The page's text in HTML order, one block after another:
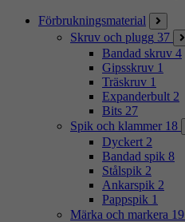
Förbrukningsmaterial
Skruv och plugg 37
Bandad skruv 4
Gipsskruv 1
Träskruv 1
Expanderbult 2
Bits 27
Spik och klammer 18
Dyckert 2
Bandad spik 8
Stålspik 2
Ankarspik 2
Pappspik 1
Märka och markera 19